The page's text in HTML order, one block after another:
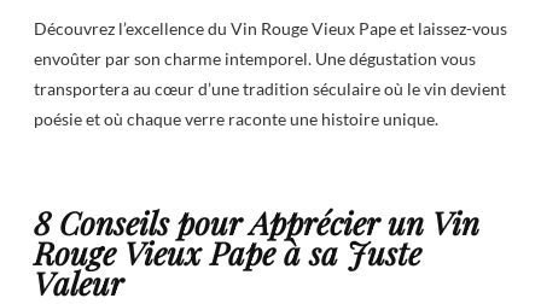
Découvrez l’excellence du Vin Rouge Vieux Pape et laissez-vous
envoûter par son charme intemporel. Une dégustation vous
transportera au cœur d’une tradition séculaire où le vin devient
poésie et où chaque verre raconte une histoire unique.
8 Conseils pour Apprécier un Vin
Rouge Vieux Pape à sa Juste
Valeur